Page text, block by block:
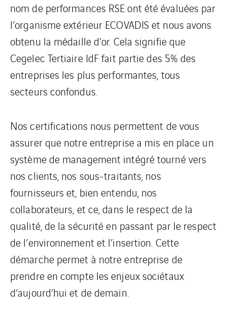
nom de performances RSE ont été évaluées par
l’organisme extérieur ECOVADIS et nous avons
obtenu la médaille d’or. Cela signifie que
Cegelec Tertiaire IdF fait partie des 5% des
entreprises les plus performantes, tous
secteurs confondus.
Nos certifications nous permettent de vous
assurer que notre entreprise a mis en place un
système de management intégré tourné vers
nos clients, nos sous-traitants, nos
fournisseurs et, bien entendu, nos
collaborateurs, et ce, dans le respect de la
qualité, de la sécurité en passant par le respect
de l’environnement et l’insertion. Cette
démarche permet à notre entreprise de
prendre en compte les enjeux sociétaux
d’aujourd’hui et de demain.